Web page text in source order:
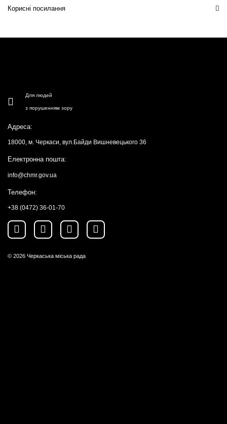
Корисні посилання
Для людей
з порушенням зору
Адреса:
18000, м. Черкаси, вул.Байди Вишневецького 36
Електронна пошта:
info@chmr.gov.ua
Телефон:
+38 (0472) 36-01-70
© 2026 Черкаська міська рада